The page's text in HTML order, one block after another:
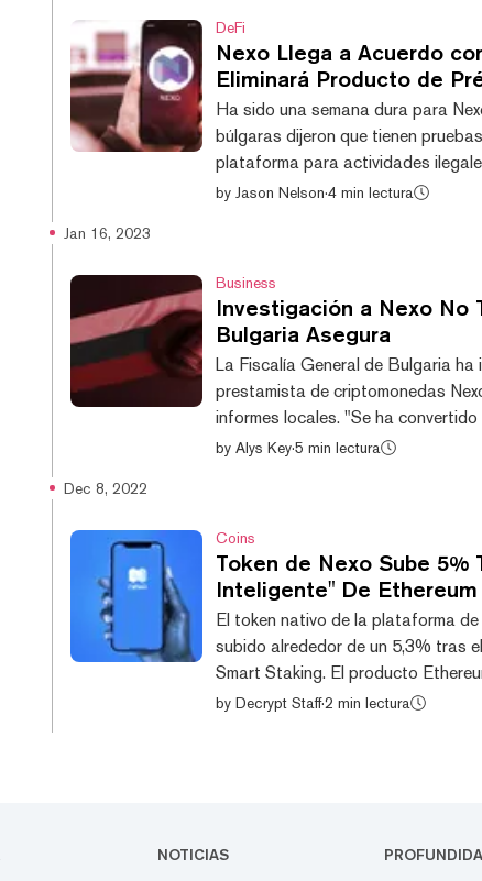
DeFi
Nexo Llega a Acuerdo
Eliminará Producto de
Ha sido una semana dura para
búlgaras dijeron que tienen
plataforma para actividades
fiscales" y la financiación de
by Jason Nelson·4 min lectura
Jan 16, 2023
Business
Investigación a Nexo No
Bulgaria Asegura
La Fiscalía General de Bulgaria
prestamista de criptomonedas
informes locales. "Se ha
instituciones", añadió la portavoz
by Alys Key·5 min lectura
Dec 8, 2022
Coins
Token de Nexo Sube 5%
Inteligente" De Ethereum
El token nativo de la plataforma
subido alrededor de un 5,3% tras
Smart Staking. El producto
usuarios intercambiar ETH por
by Decrypt Staff·2 min lectura
NOTICIAS